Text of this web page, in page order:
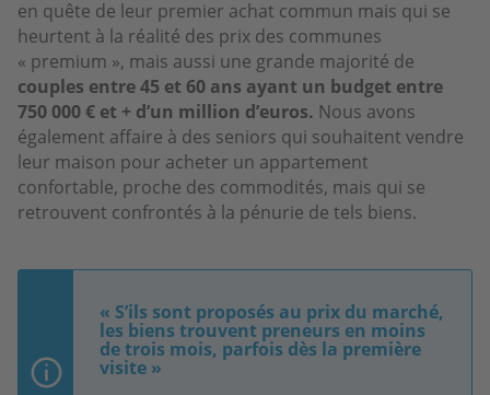
en quête de leur premier achat commun mais qui se
heurtent à la réalité des prix des communes
« premium », mais aussi une grande majorité de
couples entre 45 et 60 ans ayant un budget entre
750 000 € et + d’un million d’euros. Nous avons
également affaire à des seniors qui souhaitent vendre
leur maison pour acheter un appartement
confortable, proche des commodités, mais qui se
retrouvent confrontés à la pénurie de tels biens.
« S’ils sont proposés au prix du marché,
les biens trouvent preneurs en moins
de trois mois, parfois dès la première
visite »